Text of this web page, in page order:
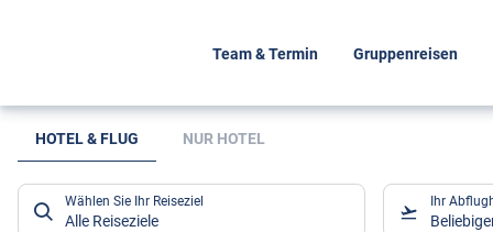
Team & Termin Gruppenreisen
Suchlistenseite
HOTEL & FLUG NUR HOTEL
Wählen Sie Ihr Reiseziel
Alle Reiseziele
Ihr